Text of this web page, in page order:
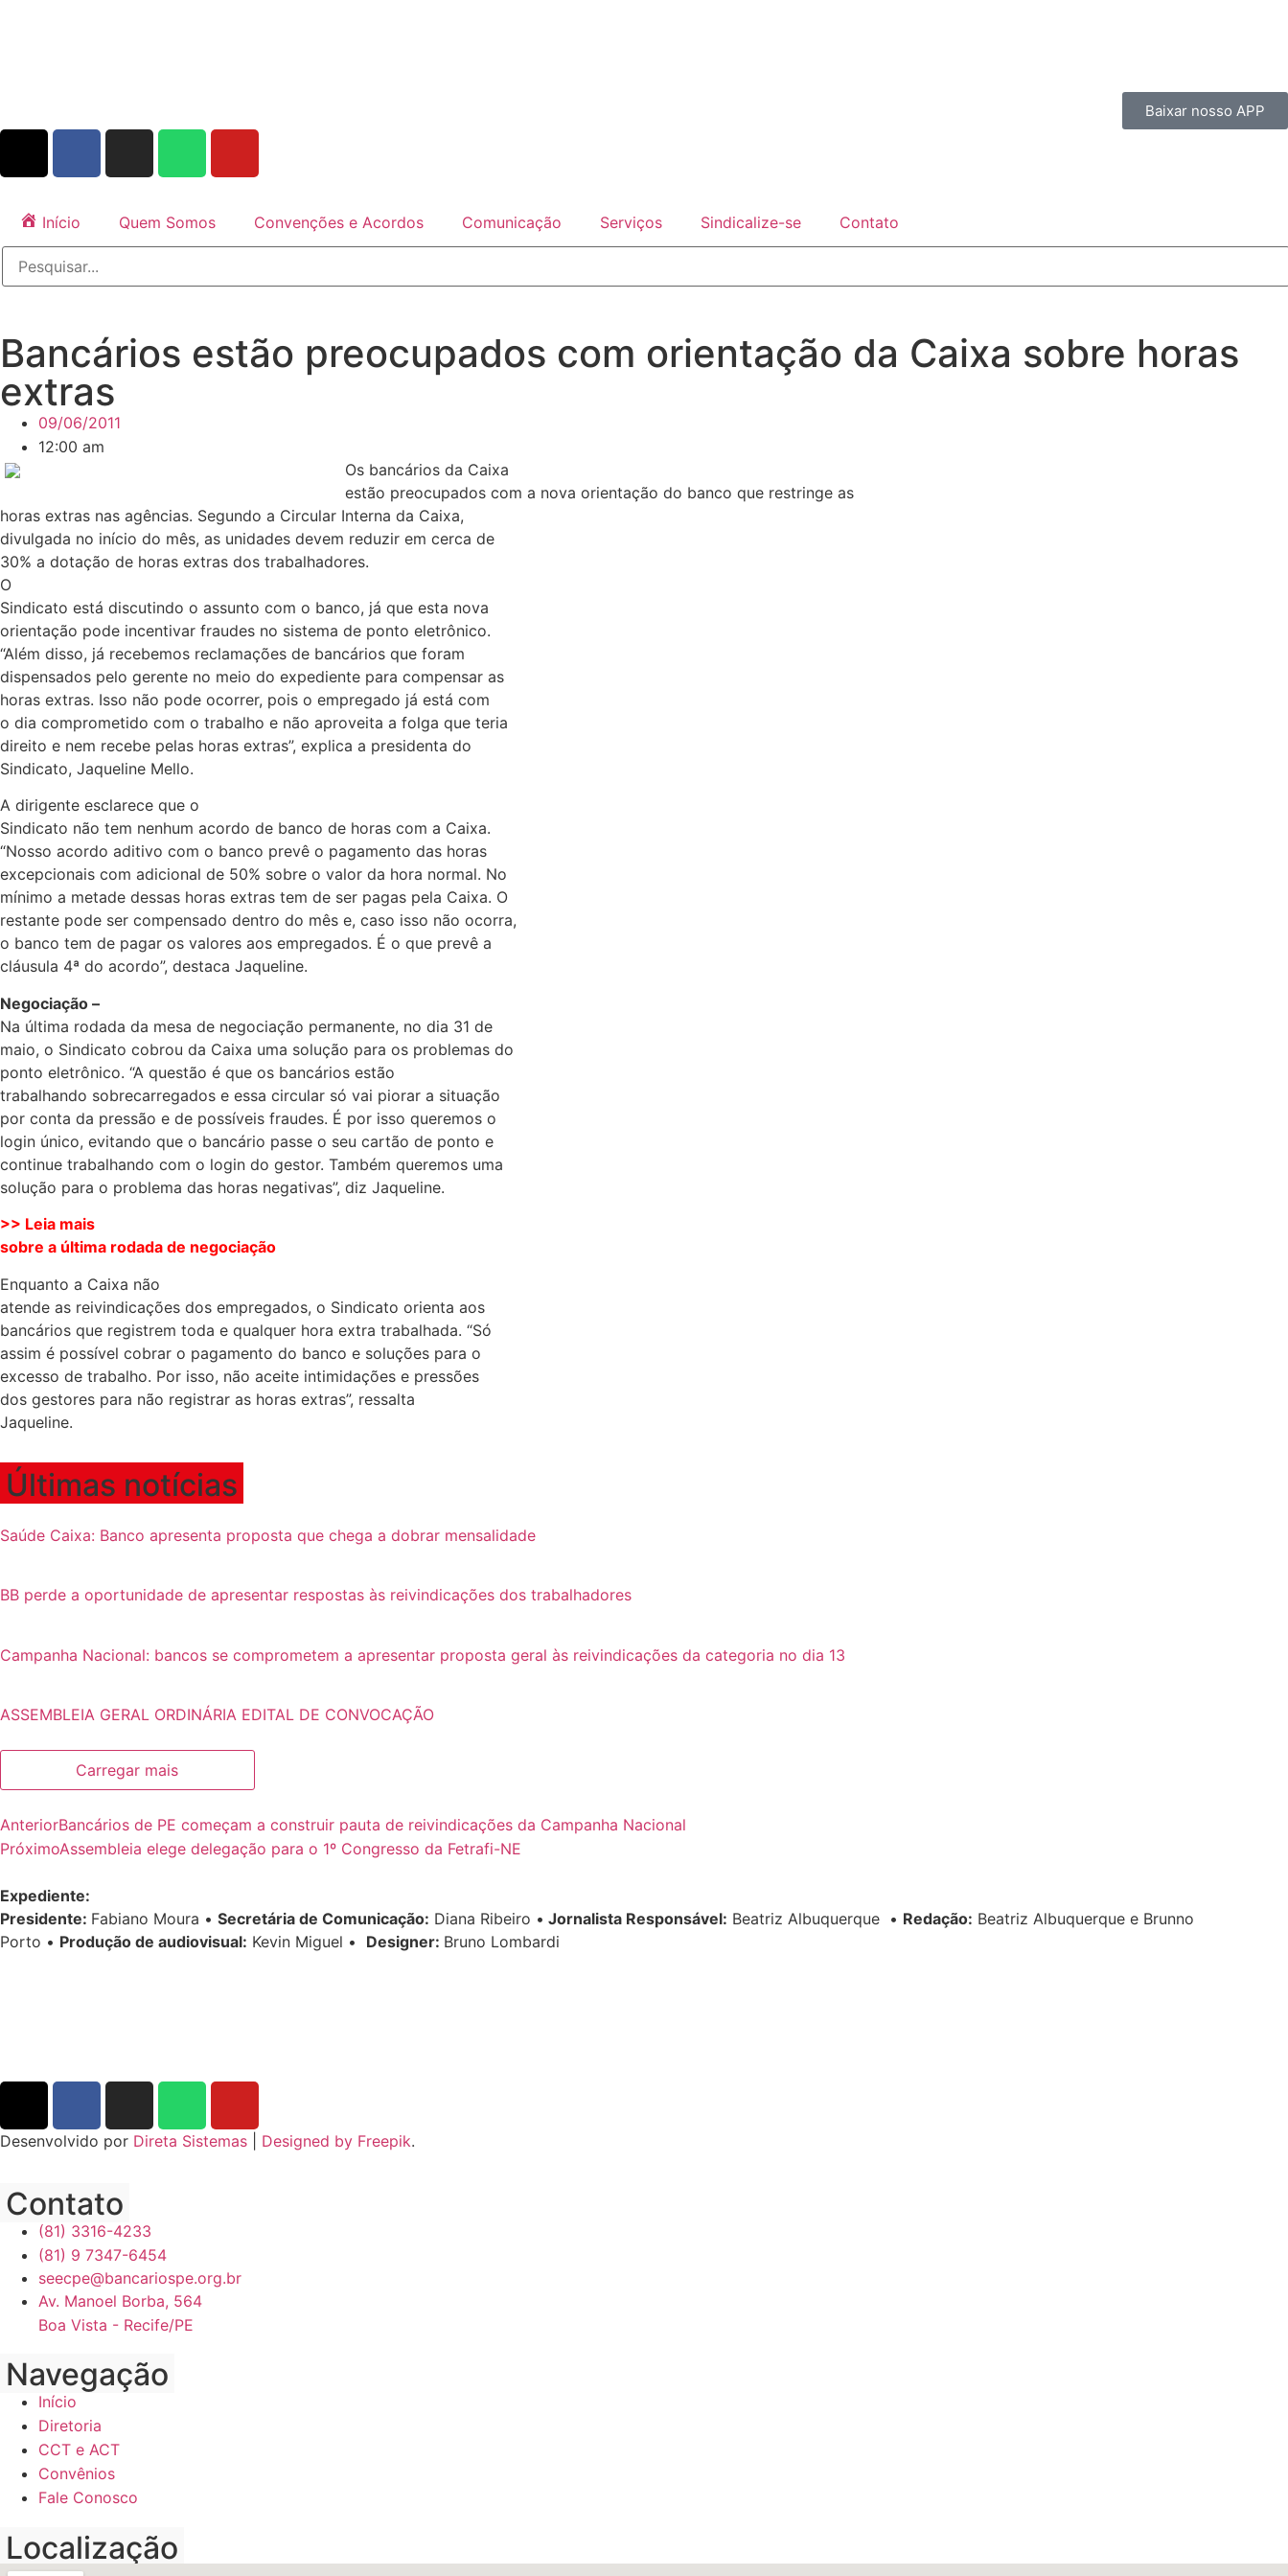
Baixar nosso APP
Início Quem Somos Convenções e Acordos Comunicação Serviços Sindicalize-se Contato
Bancários estão preocupados com orientação da Caixa sobre horas
extras
09/06/2011
12:00 am
Os bancários da Caixa
estão preocupados com a nova orientação do banco que restringe as
horas extras nas agências. Segundo a Circular Interna da Caixa,
divulgada no início do mês, as unidades devem reduzir em cerca de
30% a dotação de horas extras dos trabalhadores.
O
Sindicato está discutindo o assunto com o banco, já que esta nova
orientação pode incentivar fraudes no sistema de ponto eletrônico.
“Além disso, já recebemos reclamações de bancários que foram
dispensados pelo gerente no meio do expediente para compensar as
horas extras. Isso não pode ocorrer, pois o empregado já está com
o dia comprometido com o trabalho e não aproveita a folga que teria
direito e nem recebe pelas horas extras”, explica a presidenta do
Sindicato, Jaqueline Mello.
A dirigente esclarece que o
Sindicato não tem nenhum acordo de banco de horas com a Caixa.
“Nosso acordo aditivo com o banco prevê o pagamento das horas
excepcionais com adicional de 50% sobre o valor da hora normal. No
mínimo a metade dessas horas extras tem de ser pagas pela Caixa. O
restante pode ser compensado dentro do mês e, caso isso não ocorra,
o banco tem de pagar os valores aos empregados. É o que prevê a
cláusula 4ª do acordo”, destaca Jaqueline.
Negociação –
Na última rodada da mesa de negociação permanente, no dia 31 de
maio, o Sindicato cobrou da Caixa uma solução para os problemas do
ponto eletrônico. “A questão é que os bancários estão
trabalhando sobrecarregados e essa circular só vai piorar a situação
por conta da pressão e de possíveis fraudes. É por isso queremos o
login único, evitando que o bancário passe o seu cartão de ponto e
continue trabalhando com o login do gestor. Também queremos uma
solução para o problema das horas negativas”, diz Jaqueline.
>> Leia mais
sobre a última rodada de negociação
Enquanto a Caixa não
atende as reivindicações dos empregados, o Sindicato orienta aos
bancários que registrem toda e qualquer hora extra trabalhada. “Só
assim é possível cobrar o pagamento do banco e soluções para o
excesso de trabalho. Por isso, não aceite intimidações e pressões
dos gestores para não registrar as horas extras”, ressalta
Jaqueline.
Últimas notícias
Saúde Caixa: Banco apresenta proposta que chega a dobrar mensalidade
BB perde a oportunidade de apresentar respostas às reivindicações dos trabalhadores
Campanha Nacional: bancos se comprometem a apresentar proposta geral às reivindicações da categoria no dia 13
ASSEMBLEIA GERAL ORDINÁRIA EDITAL DE CONVOCAÇÃO
Carregar mais
AnteriorBancários de PE começam a construir pauta de reivindicações da Campanha Nacional
PróximoAssembleia elege delegação para o 1º Congresso da Fetrafi-NE
Expediente:
Presidente: Fabiano Moura • Secretária de Comunicação: Diana Ribeiro • Jornalista Responsável: Beatriz Albuquerque • Redação: Beatriz Albuquerque e Brunno
Porto • Produção de audiovisual: Kevin Miguel • Designer: Bruno Lombardi
Desenvolvido por Direta Sistemas Designed by Freepik.
Contato
(81) 3316-4233
(81) 9 7347-6454
seecpe@bancariospe.org.br
Av. Manoel Borba, 564
Boa Vista - Recife/PE
Navegação
Início
Diretoria
CCT e ACT
Convênios
Fale Conosco
Localização